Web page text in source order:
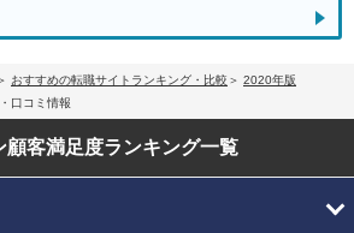
おすすめの転職サイトランキング・比較
2020年版
口コミ情報
顧客満足度ランキング一覧